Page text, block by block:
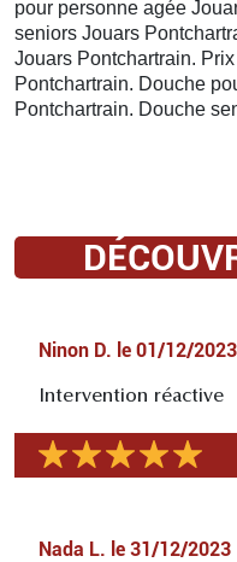
pour personne agée
seniors Jouars
Jouars Pontchartrain.
Pontchartrain. Douche
Pontchartrain. Douche
Ninon D. le 01/12/2023
Intervention réactive
Nada L. le 31/12/2023